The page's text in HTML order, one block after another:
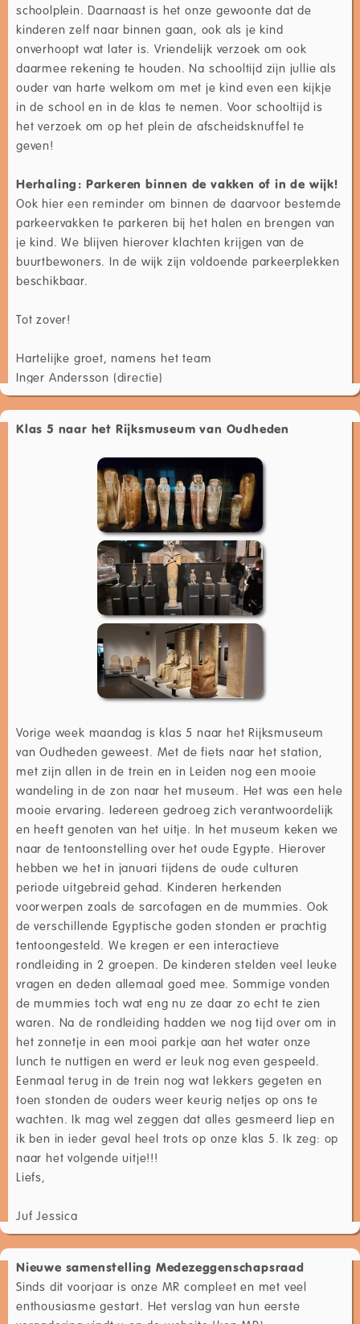
schoolplein. Daarnaast is het onze gewoonte dat de
kinderen zelf naar binnen gaan, ook als je kind
onverhoopt wat later is. Vriendelijk verzoek om ook
daarmee rekening te houden. Na schooltijd zijn jullie als
ouder van harte welkom om met je kind even een kijkje
in de school en in de klas te nemen. Voor schooltijd is
het verzoek om op het plein de afscheidsknuffel te
geven!
Herhaling: Parkeren binnen de vakken of in de wijk!
Ook hier een reminder om binnen de daarvoor bestemde
parkeervakken te parkeren bij het halen en brengen van
je kind. We blijven hierover klachten krijgen van de
buurtbewoners. In de wijk zijn voldoende parkeerplekken
beschikbaar.
Tot zover!
Hartelijke groet, namens het team
Inger Andersson (directie)
Klas 5 naar het Rijksmuseum van Oudheden
Vorige week maandag is klas 5 naar het Rijksmuseum
van Oudheden geweest. Met de fiets naar het station,
met zijn allen in de trein en in Leiden nog een mooie
wandeling in de zon naar het museum. Het was een hele
mooie ervaring. Iedereen gedroeg zich verantwoordelijk
en heeft genoten van het uitje. In het museum keken we
naar de tentoonstelling over het oude Egypte. Hierover
hebben we het in januari tijdens de oude culturen
periode uitgebreid gehad. Kinderen herkenden
voorwerpen zoals de sarcofagen en de mummies. Ook
de verschillende Egyptische goden stonden er prachtig
tentoongesteld. We kregen er een interactieve
rondleiding in 2 groepen. De kinderen stelden veel leuke
vragen en deden allemaal goed mee. Sommige vonden
de mummies toch wat eng nu ze daar zo echt te zien
waren. Na de rondleiding hadden we nog tijd over om in
het zonnetje in een mooi parkje aan het water onze
lunch te nuttigen en werd er leuk nog even gespeeld.
Eenmaal terug in de trein nog wat lekkers gegeten en
toen stonden de ouders weer keurig netjes op ons te
wachten. Ik mag wel zeggen dat alles gesmeerd liep en
ik ben in ieder geval heel trots op onze klas 5. Ik zeg: op
naar het volgende uitje!!!
Liefs,
Juf Jessica
Nieuwe samenstelling Medezeggenschapsraad
Sinds dit voorjaar is onze MR compleet en met veel
enthousiasme gestart. Het verslag van hun eerste